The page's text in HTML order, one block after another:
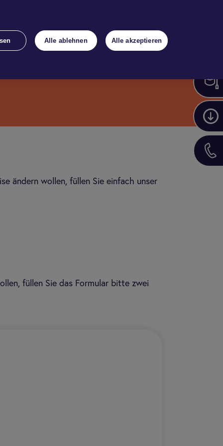
Bestand Kon­takt Login
ändern wollen, füllen Sie einfach unser
füllen Sie das Formular bitte zwei
Alle ablehnen Alle akzeptieren